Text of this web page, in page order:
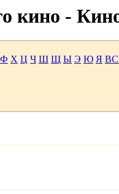
кино -
Ф Х Ц Ч Ш Щ Ы Э Ю Я